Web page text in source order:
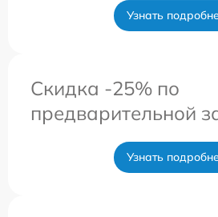
Узнать
Скидка -25% по
предварительной
Узнать